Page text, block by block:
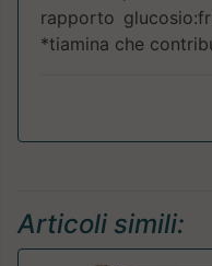
rapporto
*tiamina che
Articoli simili: